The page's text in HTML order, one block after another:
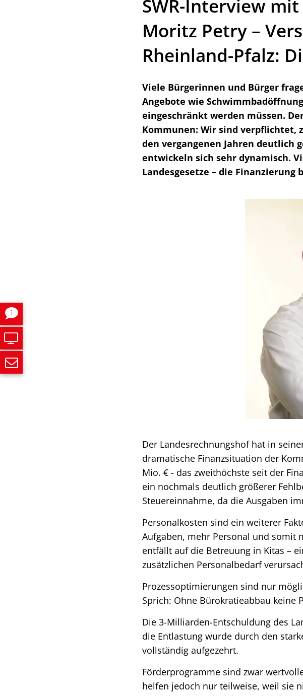
SWR-Interview
Moritz Petry –
Rheinland-Pfalz:
Viele Bürgerinnen und Bürger
Angebote wie
eingeschränkt werden müssen.
Kommunen: Wir sind verpflichtet,
den vergangenen Jahren deutlich
entwickeln sich sehr dynamisch.
Landesgesetze – die
Der Landesrechnungshof hat in
dramatische Finanzsituation der
Mio. € - das zweithöchste seit der
ein nochmals deutlich größerer
Steuereinnahme, da die Ausgaben
Personalkosten sind ein weiterer
Aufgaben, mehr Personal und somit
entfällt auf die Betreuung in Kitas –
zusätzlichen Personalbedarf
Prozessoptimierungen sind nur
Sprich: Ohne Bürokratieabbau keine
Die 3-Milliarden-Entschuldung des
die Entlastung wurde durch den
vollständig aufgezehrt.
Förderprogramme sind zwar
helfen jedoch nur teilweise, weil sie